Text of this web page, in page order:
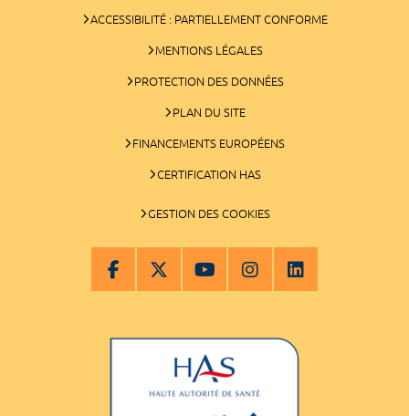
ACCESSIBILITÉ : PARTIELLEMENT CONFORME
MENTIONS LÉGALES
PROTECTION DES DONNÉES
PLAN DU SITE
FINANCEMENTS EUROPÉENS
CERTIFICATION HAS
GESTION DES COOKIES